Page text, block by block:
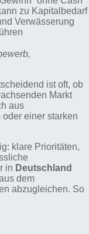
zu Kapitalbedarf
Verwässerung
ist oft, ob
Markt
aus
einer starken
klare Prioritäten,
in Deutschland
dem
abzugleichen. So